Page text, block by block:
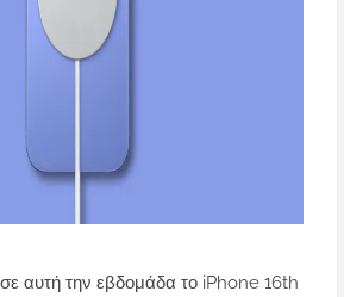
αυτή την εβδομάδα το iPhone 16th